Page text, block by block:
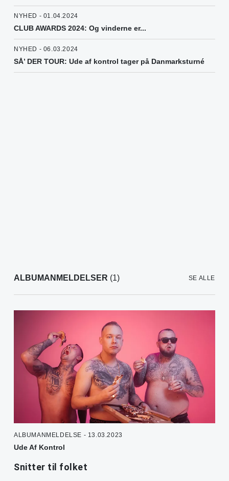
NYHED - 01.04.2024
CLUB AWARDS 2024: Og vinderne er...
NYHED - 06.03.2024
SÅ’ DER TOUR: Ude af kontrol tager på Danmarksturné
ALBUMANMELDELSER (1) SE ALLE
ALBUMANMELDELSE - 13.03.2023
Ude Af Kontrol
Snitter til folket